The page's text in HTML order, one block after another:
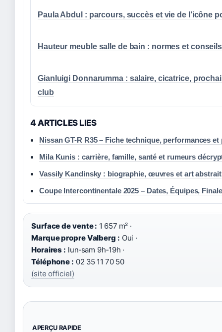
Paula Abdul : parcours, succès et vie de l’icône
Hauteur meuble salle de bain : normes et conseils
Gianluigi Donnarumma : salaire, cicatrice,
club
4 ARTICLES LIES
Nissan GT-R R35 – Fiche technique, performances et
Mila Kunis : carrière, famille, santé et rumeurs
Vassily Kandinsky : biographie, œuvres et art abstrait
Coupe Intercontinentale 2025 – Dates, Équipes,
Surface de vente : 1 657 m² ·
Marque propre Valberg : Oui ·
Horaires : lun‑sam 9h‑19h ·
Téléphone : 02 35 11 70 50
(site officiel)
APERÇU RAPIDE